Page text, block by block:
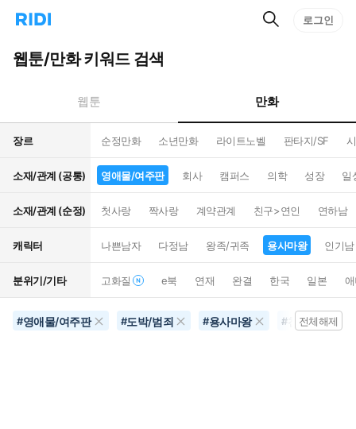
리
홈
으
턴
트
검
로그인
웹툰/만화 키워드 검색
웹툰 만화
장르 순정만화 소년만화 라이트노벨 판타지/SF
소재/관계 (공통) 영애물/여주판 회사 캠퍼스 의학 성장 일
소재/관계 (순정) 첫사랑 짝사랑 계약관계 친구>연인 연하남
캐릭터 나쁜남자 다정남 왕족/귀족 용사마왕 인기남
분위기/기타 고화질 e북 연재 완결 한국 일본
#영애물/여주판 #도박/범죄 #용사마왕 #천재전체해제